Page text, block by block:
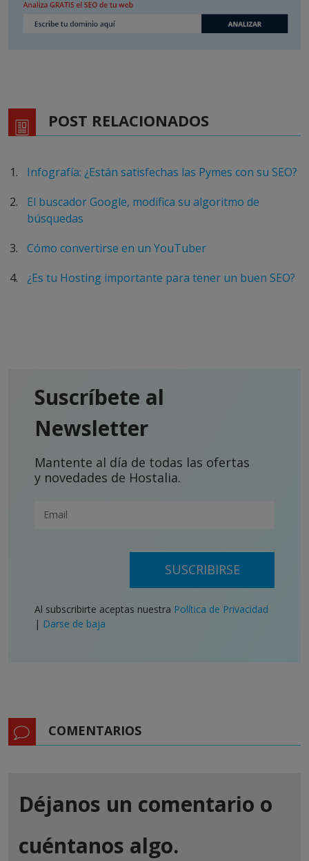
POST RELACIONADOS
Infografía: ¿Están satisfechas las Pymes con su SEO?
El buscador Google, modifica su algoritmo de
búsquedas
Cómo convertirse en un YouTuber
¿Es tu Hosting importante para tener un buen SEO?
Suscríbete al
Newsletter
Mantente al día de todas las ofertas
y novedades de Hostalia.
SUSCRIBIRSE
Al subscribirte aceptas nuestra Política de Privacidad
| Darse de baja
COMENTARIOS
Déjanos un comentario o
cuéntanos algo.